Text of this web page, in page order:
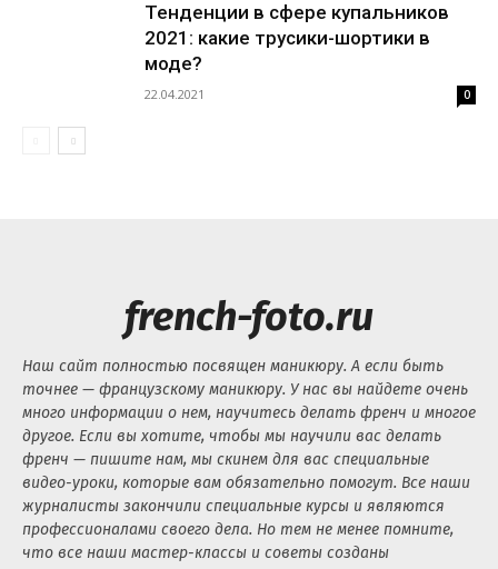
Тенденции в сфере купальников
2021: какие трусики-шортики в
моде?
22.04.2021 0
french-foto.ru
Наш сайт полностью посвящен маникюру. А если быть
точнее — французскому маникюру. У нас вы найдете очень
много информации о нем, научитесь делать френч и многое
другое. Если вы хотите, чтобы мы научили вас делать
френч — пишите нам, мы скинем для вас специальные
видео-уроки, которые вам обязательно помогут. Все наши
журналисты закончили специальные курсы и являются
профессионалами своего дела. Но тем не менее помните,
что все наши мастер-классы и советы созданы